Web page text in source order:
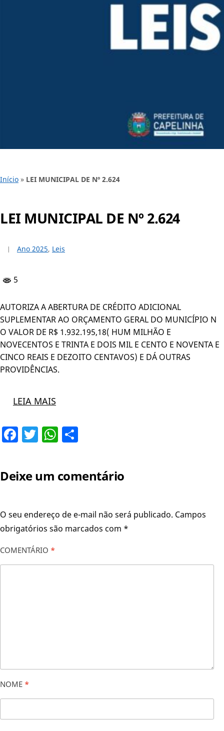
Início » LEI MUNICIPAL DE Nº 2.624
LEI MUNICIPAL DE Nº 2.624
Ano 2025, Leis
5
AUTORIZA A ABERTURA DE CRÉDITO ADICIONAL
SUPLEMENTAR AO ORÇAMENTO GERAL DO MUNICÍPIO N
O VALOR DE R$ 1.932.195,18( HUM MILHÃO E
NOVECENTOS E TRINTA E DOIS MIL E CENTO E NOVENTA E
CINCO REAIS E DEZOITO CENTAVOS) E DÁ OUTRAS
PROVIDÊNCIAS.
LEIA MAIS
Facebook
TwitterWhatsApp
Deixe um comentário
O seu endereço de e-mail não será publicado. Campos
obrigatórios são marcados com *
COMENTÁRIO *
NOME *